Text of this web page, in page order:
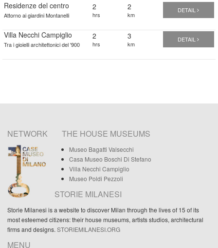
Residenze del centro
Attorno ai giardini Montanelli
2
hrs
2
km
DETAIL
Villa Necchi Campiglio
Tra i gioielli architettonici del '900
2
hrs
3
km
DETAIL
NETWORK THE HOUSE MUSEUMS
Museo Bagatti Valsecchi
Casa Museo Boschi Di Stefano
Villa Necchi Campiglio
Museo Poldi Pezzoli
STORIE MILANESI
Storie Milanesi is a website to discover Milan through the lives of 15 of its
most esteemed citizens: their house museums, artists studios, architectural
firms and designs. STORIEMILANESI.ORG
MENU